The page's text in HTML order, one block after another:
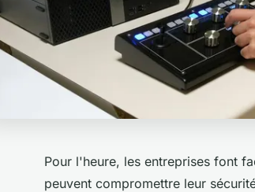
Pour l'heure, les entreprises font
peuvent compromettre leur